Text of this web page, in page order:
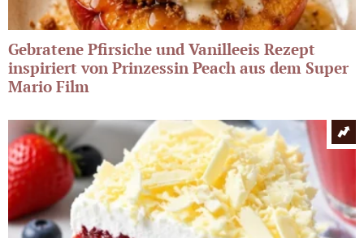
Gebratene Pfirsiche und Vanilleeis Rezept
inspiriert von Prinzessin Peach aus dem Super
Mario Film